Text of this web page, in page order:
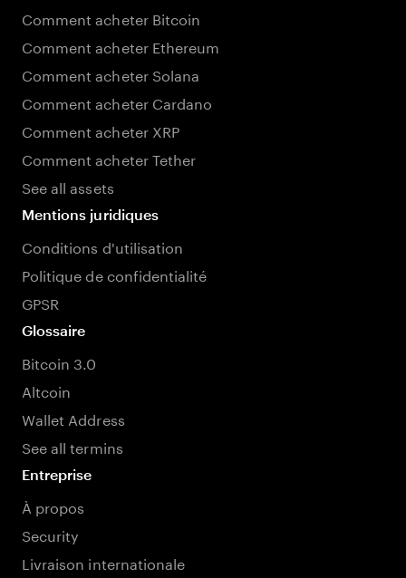
Comment acheter Bitcoin
Comment acheter Ethereum
Comment acheter Solana
Comment acheter Cardano
Comment acheter XRP
Comment acheter Tether
See all assets
Mentions juridiques
Conditions d'utilisation
Politique de confidentialité
GPSR
Glossaire
Bitcoin 3.0
Altcoin
Wallet Address
See all termins
Entreprise
À propos
Security
Livraison internationale